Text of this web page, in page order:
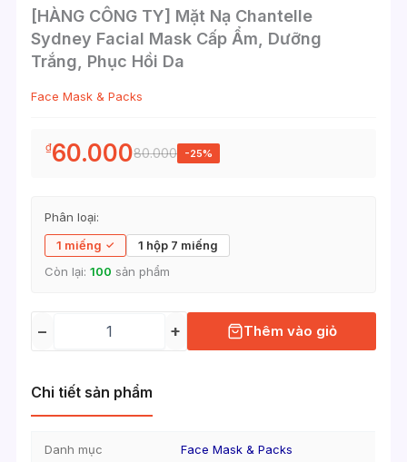
[HÀNG CÔNG TY] Mặt Nạ Chantelle
Sydney Facial Mask Cấp Ẩm, Dưỡng
Trắng, Phục Hồi Da
Face Mask & Packs
₫60.00080.000 -25%
Phân loại:
1 miếng
1 hộp 7 miếng
Còn lại:100 sản phẩm
− + Thêm vào giỏ
Chi tiết sản phẩm
Danh mục Face Mask & Packs